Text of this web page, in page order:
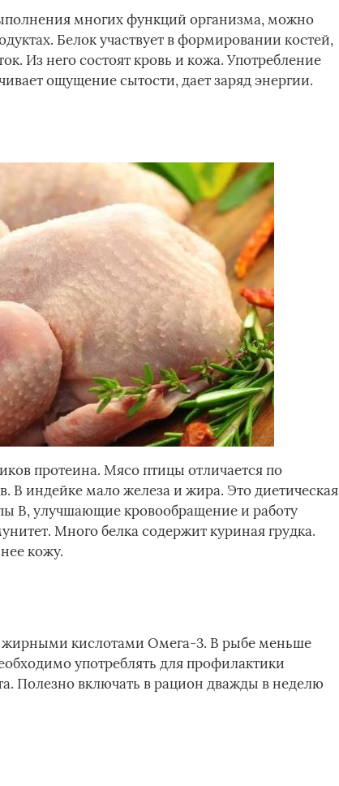
многих функций организма, можно
Белок участвует в формировании костей,
Из него состоят кровь и кожа. Употребление
ощущение сытости, дает заряд энергии.
протеина. Мясо птицы отличается по
В индейке мало железа и жира. Это диетическая
В, улучшающие кровообращение и работу
Много белка содержит куриная грудка.
кожу.
жирными кислотами Омега-3. В рыбе меньше
употреблять для профилактики
Полезно включать в рацион дважды в неделю